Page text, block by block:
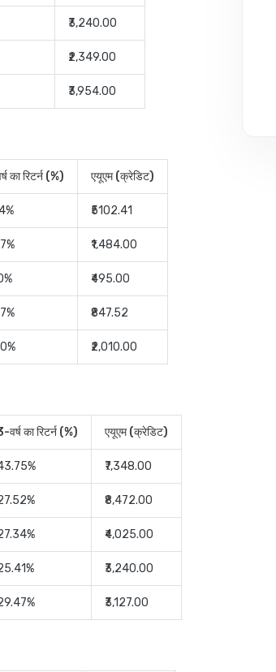
₹3,240.00
₹2,349.00
₹3,954.00
का रिटर्न (%) एयूएम (क्रेडिट)
₹5102.41
₹1,484.00
₹495.00
₹847.52
₹2,010.00
वर्ष का रिटर्न (%) एयूएम (क्रेडिट)
₹7,348.00
₹8,472.00
₹4,025.00
₹3,240.00
₹3,127.00